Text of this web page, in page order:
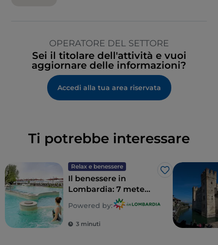
OPERATORE DEL SETTORE
Sei il titolare dell'attività e vuoi
aggiornare delle informazioni?
Accedi alla tua area riservata
Ti potrebbe interessare
Relax e benessere
Like
Il benessere in
Lombardia: 7 mete
per un detox totale
Powered by:
3 minuti